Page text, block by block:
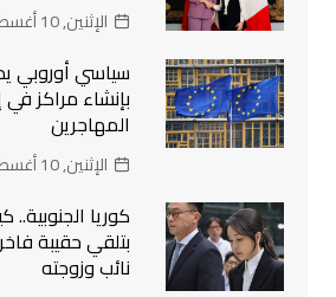
الإثنين, 10 أغسطس 2026, 16:54
سياسي أوروبي
بإنشاء مراكز في
المهاجرين
الإثنين, 10 أغسطس 2026, 16:54
كوريا
بتلقي حقيبة
نائب وزوجته